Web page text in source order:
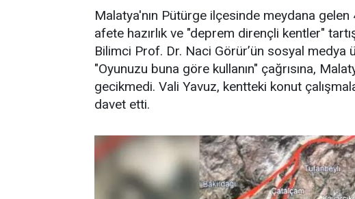
Malatya'nın Pütürge ilçesinde meydana
afete hazırlık ve "deprem dirençli kentler"
Bilimci Prof. Dr. Naci Görür’ün sosyal medya
"Oyunuzu buna göre kullanın" çağrısına,
gecikmedi. Vali Yavuz, kentteki konut
davet etti.